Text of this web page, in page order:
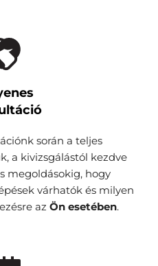
során a teljes
a kivizsgálástól kezdve
egészen a lehetséges megoldásokig, hogy
várhatók és milyen
az Ön esetében.